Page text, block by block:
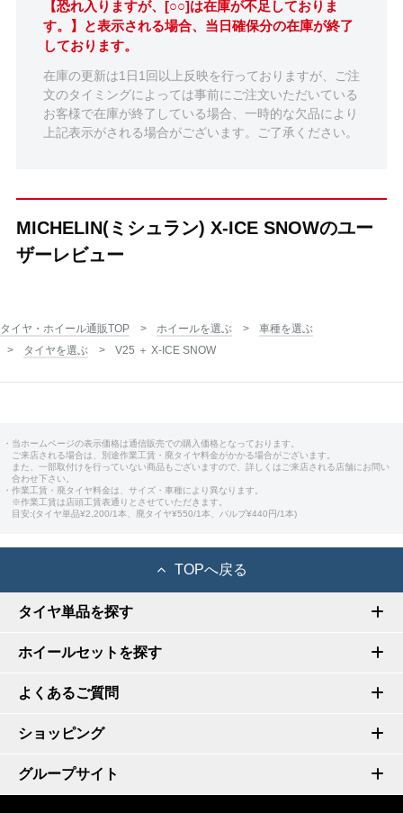
【恐れ入りますが、[○○]は在庫が不足しておりま
す。】と表示される場合、当日確保分の在庫が終了
しております。
在庫の更新は1日1回以上反映を行っておりますが、ご注
文のタイミングによっては事前にご注文いただいている
お客様で在庫が終了している場合、一時的な欠品により
上記表示がされる場合がございます。ご了承ください。
MICHELIN(ミシュラン) X-ICE SNOWのユー
ザーレビュー
タイヤ・ホイール通販TOP ホイールを選ぶ
車種を選ぶ
タイヤを選ぶ
V25 ＋ X-ICE SNOW
・当ホームページの表示価格は通信販売での購入価格となっております。
ご来店される場合は、別途作業工賃・廃タイヤ料金がかかる場合がございます。
また、一部取付けを行っていない商品もございますので、詳しくはご来店される店舗にお問い
合わせ下さい。
・作業工賃・廃タイヤ料金は、サイズ・車種により異なります。
※作業工賃は店頭工賃表通りとさせていただきます。
目安:(タイヤ単品¥2,200/1本、廃タイヤ¥550/1本、バルブ¥440円/1本)
TOPへ戻る
タイヤ単品を探す
ホイールセットを探す
よくあるご質問
ショッピング
グループサイト